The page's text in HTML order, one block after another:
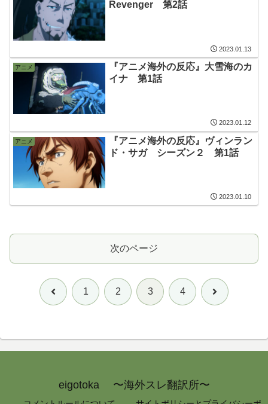
Revenger 第2話
2023.01.13
アニメ
『アニメ海外の反応』大雪海のカ
イナ 第1話
2023.01.12
アニメ
『アニメ海外の反応』ヴィンラン
ド・サガ シーズン２ 第1話
2023.01.10
次のページ
前 1 2 3 4 次
eigotoka 〜海外スレ翻訳所〜